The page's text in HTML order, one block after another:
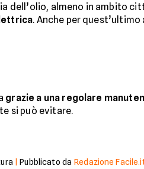
dell’olio, almeno in ambito
. Anche per
grazie a una regolare
si può evitare.
|Pubblicato da Redazione